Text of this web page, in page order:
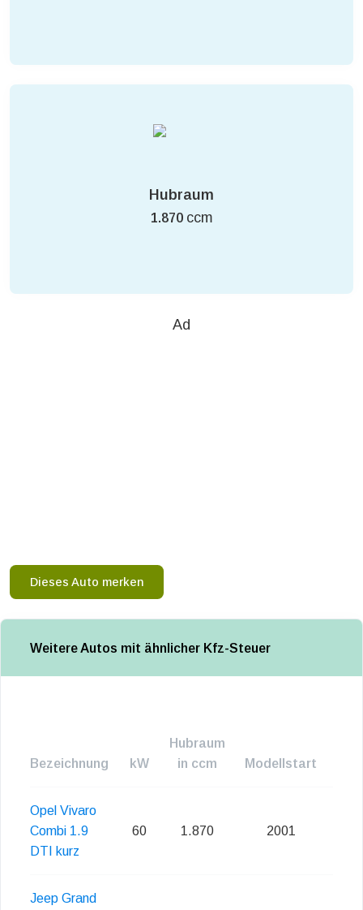
Hubraum
1.870 ccm
Ad
Dieses Auto merken
Weitere Autos mit ähnlicher Kfz-Steuer
Bezeichnung kW
Hubraum
in ccm
Modellstart
Opel Vivaro
Combi 1.9
DTI kurz
60 1.870 2001
Jeep Grand